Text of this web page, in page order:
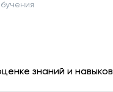
знаний и навыков